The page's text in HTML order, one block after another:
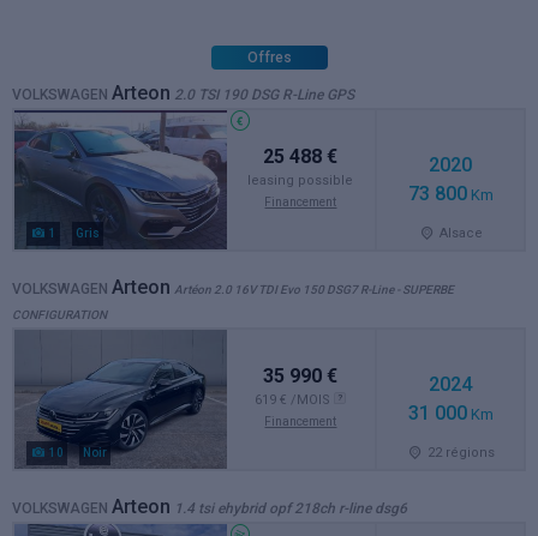
Offres
VOLKSWAGEN Arteon 2.0 TSI 190 DSG R-Line GPS
1 Gris
25 488 €
leasing possible
Financement
2020
73 800Km
Alsace
VOLKSWAGEN Arteon Artéon 2.0 16V TDI Evo 150 DSG7 R-Line - SUPERBE
CONFIGURATION
10 Noir
35 990 €
619 € /MOIS
Financement
2024
31 000Km
22 régions
VOLKSWAGEN Arteon 1.4 tsi ehybrid opf 218ch r-line dsg6